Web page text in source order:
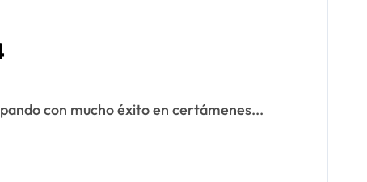
con mucho éxito en certámenes...